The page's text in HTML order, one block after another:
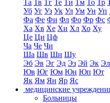
Та Тв Тг Те Ти Тм То Тр
Уб Уг Уз Ук Ул Ум Ун Уп
Фа Фе Фи Фл Фо Фр Фс
Ха Хв Хе Хи Хл Хо Ху
Це Ци Цф
Ча Че Чи
Ша Шв Ши Шу
Эб Эв Эг Эд Эз Эй Эк Эл
Юв Юг Юм Юн Юп Ют
Як Ям Ян Яр Яс
медицинские
Больницы